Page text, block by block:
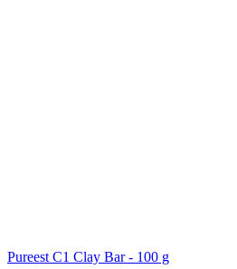
Pureest C1 Clay Bar - 100 g